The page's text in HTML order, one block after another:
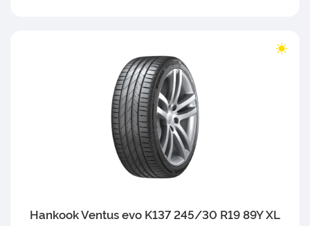
Hankook Ventus evo K137 245/30 R19 89Y XL